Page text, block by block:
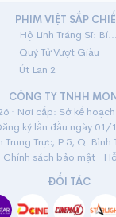
PHIM VIỆT SẮP
Hộ Linh Tráng Sĩ: Bí Ẩn Mộ Vua Đinh
Quý Tử Vượt Giàu
Út Lan 2
CÔNG TY TNHH
· Nơi cấp: Sở kế
ký lần đầu ngày 01/
Trực, P.5, Q.
Chính sách bảo mật ·
ĐỐI TÁC